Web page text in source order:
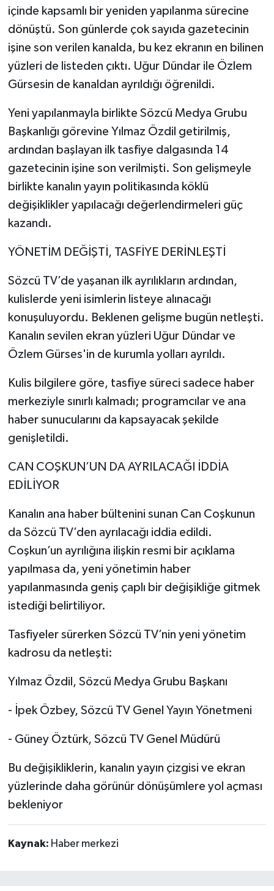
içinde kapsamlı bir yeniden yapılanma sürecine
dönüştü. Son günlerde çok sayıda gazetecinin
işine son verilen kanalda, bu kez ekranın en bilinen
yüzleri de listeden çıktı. Uğur Dündar ile Özlem
Gürsesin de kanaldan ayrıldığı öğrenildi.
Yeni yapılanmayla birlikte Sözcü Medya Grubu
Başkanlığı görevine Yılmaz Özdil getirilmiş,
ardından başlayan ilk tasfiye dalgasında 14
gazetecinin işine son verilmişti. Son gelişmeyle
birlikte kanalın yayın politikasında köklü
değişiklikler yapılacağı değerlendirmeleri güç
kazandı.
YÖNETİM DEĞİŞTİ, TASFİYE DERİNLEŞTİ
Sözcü TV’de yaşanan ilk ayrılıkların ardından,
kulislerde yeni isimlerin listeye alınacağı
konuşuluyordu. Beklenen gelişme bugün netleşti.
Kanalın sevilen ekran yüzleri Uğur Dündar ve
Özlem Gürses'in de kurumla yolları ayrıldı.
Kulis bilgilere göre, tasfiye süreci sadece haber
merkeziyle sınırlı kalmadı; programcılar ve ana
haber sunucularını da kapsayacak şekilde
genişletildi.
CAN COŞKUN’UN DA AYRILACAĞI İDDİA
EDİLİYOR
Kanalın ana haber bültenini sunan Can Coşkunun
da Sözcü TV’den ayrılacağı iddia edildi.
Coşkun’un ayrılığına ilişkin resmi bir açıklama
yapılmasa da, yeni yönetimin haber
yapılanmasında geniş çaplı bir değişikliğe gitmek
istediği belirtiliyor.
Tasfiyeler sürerken Sözcü TV’nin yeni yönetim
kadrosu da netleşti:
Yılmaz Özdil, Sözcü Medya Grubu Başkanı
- İpek Özbey, Sözcü TV Genel Yayın Yönetmeni
- Güney Öztürk, Sözcü TV Genel Müdürü
Bu değişikliklerin, kanalın yayın çizgisi ve ekran
yüzlerinde daha görünür dönüşümlere yol açması
bekleniyor
Kaynak: Haber merkezi